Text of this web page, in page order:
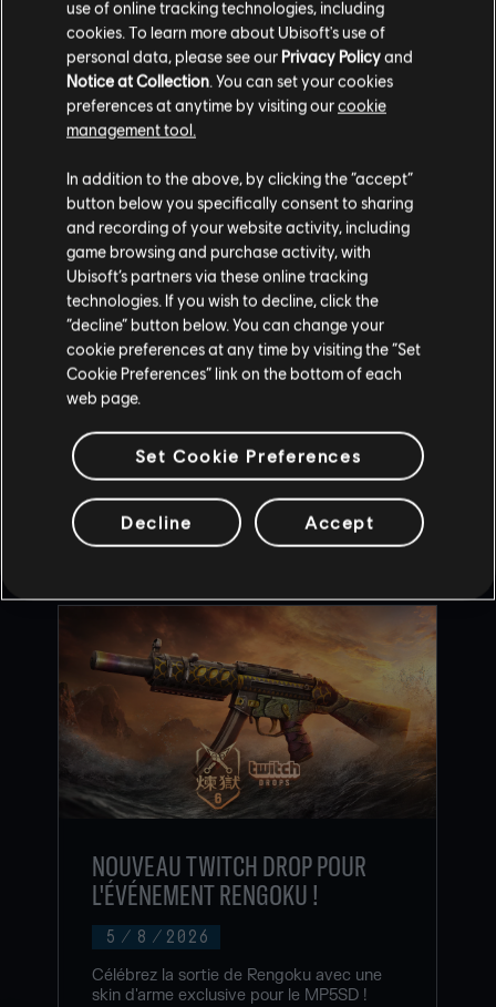
RETOUR
joueurs de se déplacer si l'angle mort de la manette est
de 45 ou plus.
Corrigé - L'icône Maintenir la touche n'apparaît pas
lorsqu'une action Maintenir est disponible.
Rejoignez-nous surX Instagram Reddit,Discord, Facebook
WhatsApp
TikTok YouTube
Vous avez trouvé un bug ? Signalez-le sur R6Fix.
CONTENU RECOMMANDÉ
5 / 8 / 2026
NOUVEAU TWITCH DROP POUR
L'ÉVÉNEMENT RENGOKU !
Célébrez la sortie de Rengoku avec une
skin d'arme exclusive pour le MP5SD !
use of online tracking technologies, including
cookies. To learn more about Ubisoft's use of
personal data, please see our Privacy Policyand
Notice at Collection. You can set your cookies
preferences at anytime by visiting ourcookie
management tool.
In addition to the above, by clicking the “accept”
button below you specifically consent to sharing
and recording of your website activity, including
game browsing and purchase activity, with
Ubisoft’s partners via these online tracking
technologies. If you wish to decline, click the
“decline” button below. You can change your
cookie preferences at any time by visiting the “Set
Cookie Preferences” link on the bottom of each
web page.
Set Cookie Preferences
Decline Accept